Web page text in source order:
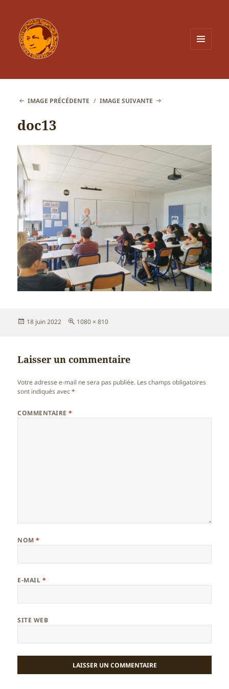
IMAGE PRÉCÉDENTE IMAGE SUIVANTE
doc13
Publié
18 juin 2022
Taille
1080 × 810
Laisser un commentaire
Votre adresse e-mail ne sera pas publiée. Les champs obligatoires
sont indiqués avec*
COMMENTAIRE*
NOM*
E-MAIL *
SITE WEB